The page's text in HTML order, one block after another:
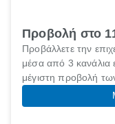
Προβολή στο
Προβάλλετε την
μέσα από 3 κανάλια
μέγιστη προβολή